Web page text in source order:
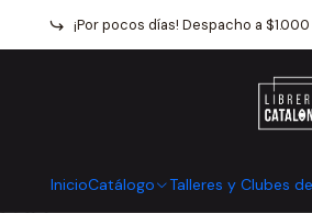
InicioCatálogo Talleres y Clubes
¡Por pocos días! Despacho a
Catálogo Libros infantiles y